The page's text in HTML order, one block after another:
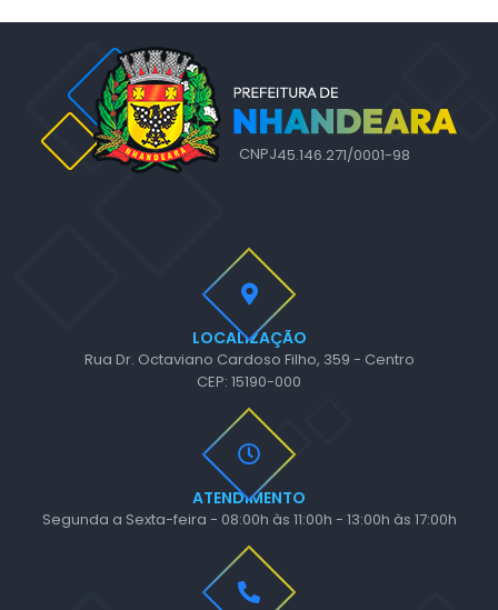
LOCALIZAÇÃO
Rua Dr. Octaviano Cardoso Filho, 359 - Centro
CEP: 15190-000
ATENDIMENTO
Segunda a Sexta-feira - 08:00h às 11:00h - 13:00h às 17:00h
CNPJ45.146.271/0001-98